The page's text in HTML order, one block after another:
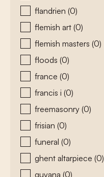
flandrien (0)
flemish art (0)
flemish masters (0)
floods (0)
france (0)
francis i (0)
freemasonry (0)
frisian (0)
funeral (0)
ghent altarpiece (0)
guyana (0)